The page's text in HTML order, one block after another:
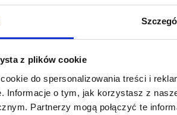
z plików cookie
do spersonalizowania treści i
Informacje o tym, jak korzystasz z
Partnerzy mogą połączyć te